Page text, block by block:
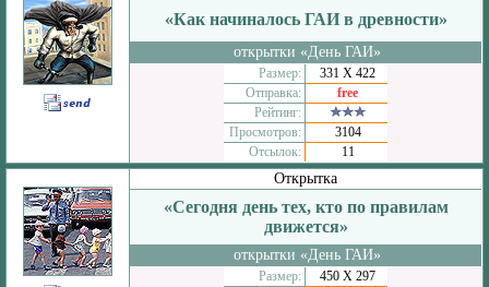
«Как начиналось ГАИ в древности»
открытки «День ГАИ»
Размер:
331 Х 422
Отправка:
free
Рейтинг:
Просмотров:
3104
Отсылок:
11
Открытка
«Сегодня день тех, кто по правилам
движется»
открытки «День ГАИ»
Размер:
450 Х 297